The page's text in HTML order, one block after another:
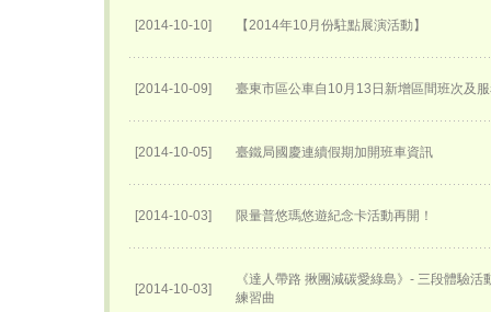
[2014-10-10] 【2014年10月份駐點展演活動】
[2014-10-09] 臺東市區公車自10月13日新增區間班次及
[2014-10-05] 臺鐵局國慶連續假期加開班車資訊
[2014-10-03] 限量普悠瑪悠遊紀念卡活動再開！
[2014-10-03]
《達人帶路 揪團減碳愛綠島》- 三段體驗
練習曲